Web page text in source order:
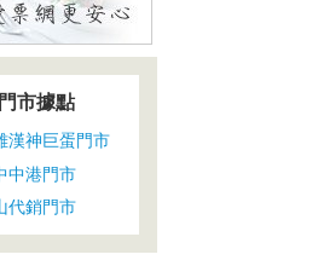
門市據點
漢神巨蛋門市
中港門市
代銷門市